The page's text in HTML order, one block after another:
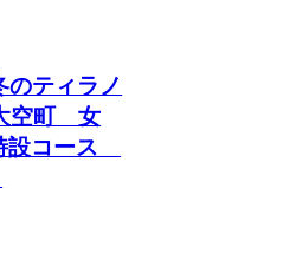
ティラノ
空町 女
設コース